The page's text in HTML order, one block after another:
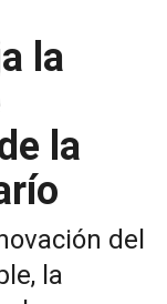
la
la
del
la